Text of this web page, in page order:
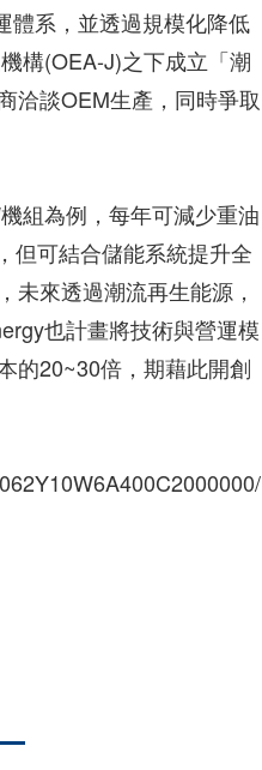
體系，並透過規模化降低
構(OEA-J)之下成立「潮
洽談OEM生產，同時爭取
組為例，每年可減少重油
但可結合儲能系統提升全
未來透過潮流再生能源，
也計畫將技術與營運模
的20~30倍，期藉此開創